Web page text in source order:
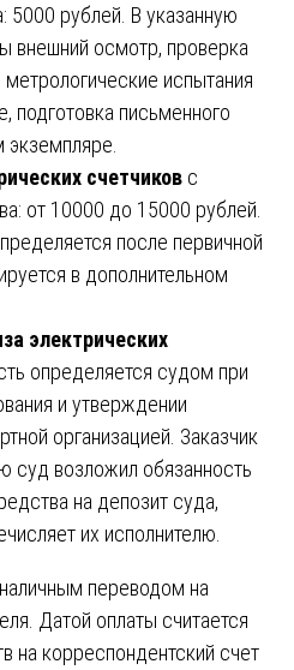
5000 рублей. В указанную
внешний осмотр, проверка
испытания
подготовка письменного
счетчиков с
от 10000 до 15000 рублей.
после первичной
в дополнительном
электрических
определяется судом при
и утверждении
организацией. Заказчик
суд возложил обязанность
на депозит суда,
их исполнителю.
переводом на
Датой оплаты считается
на корреспондентский счет